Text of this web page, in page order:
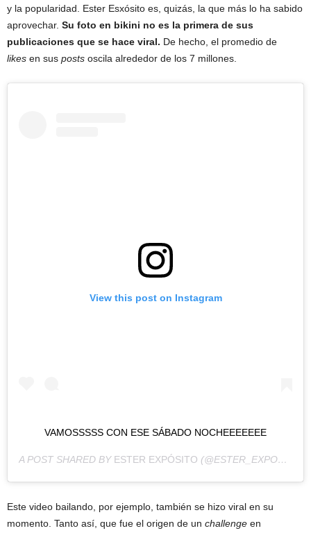
y la popularidad. Ester Esxósito es, quizás, la que más lo ha sabido
aprovechar. Su foto en bikini no es la primera de sus
publicaciones que se hace viral. De hecho, el promedio de
likes en sus posts oscila alrededor de los 7 millones.
View this post on Instagram
VAMOSSSSS CON ESE SÁBADO NOCHEEEEEEE
A POST SHARED BY ESTER EXPÓSITO (@ESTER_EXPOSITO) ON
Este video bailando, por ejemplo, también se hizo viral en su
momento. Tanto así, que fue el origen de un challenge en